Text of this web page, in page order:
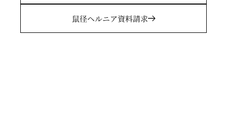
鼠径ヘルニア資料請求